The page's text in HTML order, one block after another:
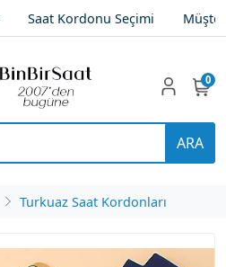
Saat Kordonu Seçimi
ARA
0
Turkuaz Saat Kordonları